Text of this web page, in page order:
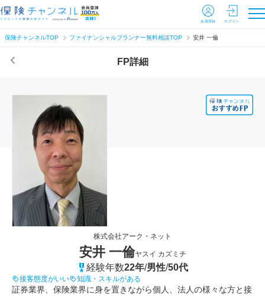
会員登録 ログイン
保険チャンネルTOP ファイナンシャルプランナー無料相談TOP 安井 一倫
FP詳細
株式会社アーク・ネット
安井 一倫ヤスイ カズミチ
経験年数22年/男性/50代
接客態度がいい 知識・スキルがある
証券業界、保険業界に身を置きながら個人、法人の様々な方と接